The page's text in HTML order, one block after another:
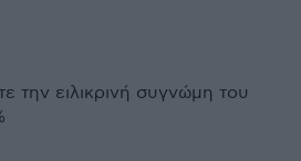
την ειλικρινή συγνώμη του